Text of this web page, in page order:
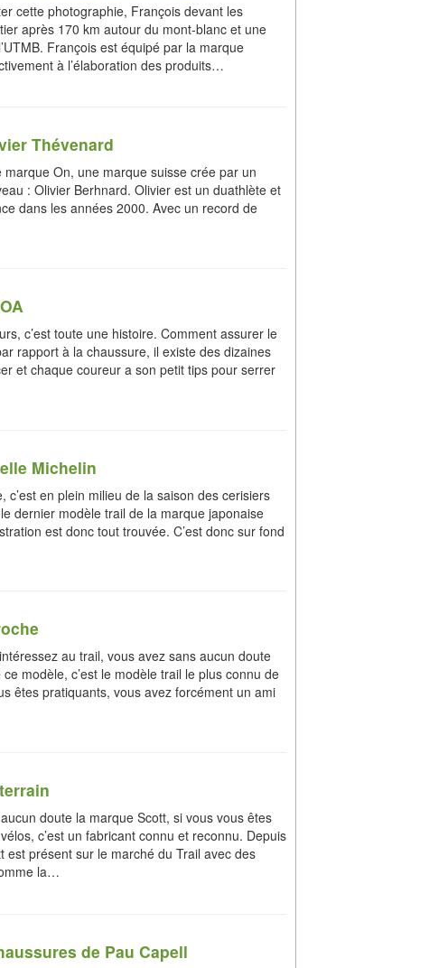
cette photographie, François devant les
après 170 km autour du mont-blanc et une
François est équipé par la marque
à l’élaboration des produits…
Thévenard
On, une marque suisse crée par un
: Olivier Berhnard. Olivier est un duathlète et
dans les années 2000. Avec un record de
c’est toute une histoire. Comment assurer le
rapport à la chaussure, il existe des dizaines
et chaque coureur a son petit tips pour serrer
Michelin
c’est en plein milieu de la saison des cerisiers
dernier modèle trail de la marque japonaise
est donc tout trouvée. C’est donc sur fond
au trail, vous avez sans aucun doute
modèle, c’est le modèle trail le plus connu de
êtes pratiquants, vous avez forcément un ami
doute la marque Scott, si vous vous êtes
c’est un fabricant connu et reconnu. Depuis
est présent sur le marché du Trail avec des
la…
de Pau Capell